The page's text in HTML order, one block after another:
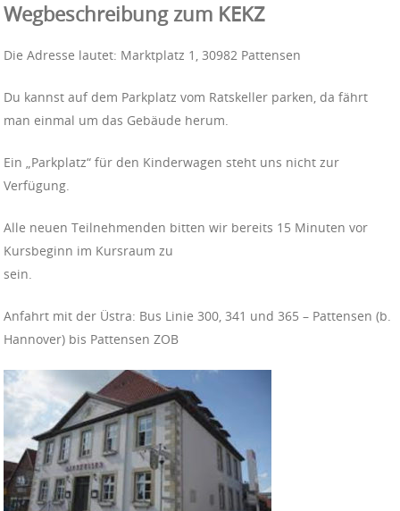
Wegbeschreibung zum KEKZ
Die Adresse lautet: Marktplatz 1, 30982 Pattensen
Du kannst auf dem Parkplatz vom Ratskeller parken, da fährt
man einmal um das Gebäude herum.
Ein „Parkplatz“ für den Kinderwagen steht uns nicht zur
Verfügung.
Alle neuen Teilnehmenden bitten wir bereits 15 Minuten vor
Kursbeginn im Kursraum zu
sein.
Anfahrt mit der Üstra: Bus Linie 300, 341 und 365 – Pattensen (b.
Hannover) bis Pattensen ZOB